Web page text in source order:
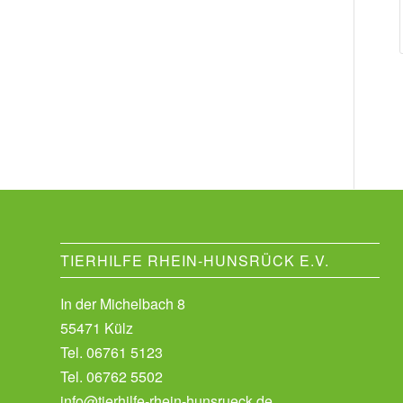
TIERHILFE RHEIN-HUNSRÜCK E.V.
In der Michelbach 8
55471 Külz
Tel. 06761 5123
Tel. 06762 5502